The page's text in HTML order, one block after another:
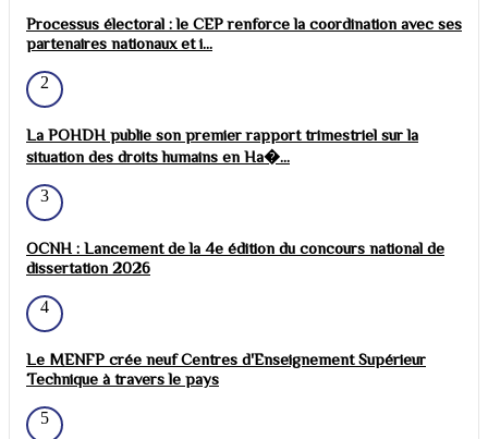
Processus électoral : le CEP renforce la coordination avec ses
partenaires nationaux et i...
2
La POHDH publie son premier rapport trimestriel sur la
situation des droits humains en Ha�...
3
OCNH : Lancement de la 4e édition du concours national de
dissertation 2026
4
Le MENFP crée neuf Centres d'Enseignement Supérieur
Technique à travers le pays
5